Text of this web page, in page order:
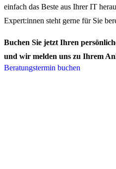
einfach das Beste aus Ihrer IT
Expert:innen steht gerne für Sie
Buchen Sie jetzt Ihren
und wir melden uns zu Ihrem
Beratungstermin buchen